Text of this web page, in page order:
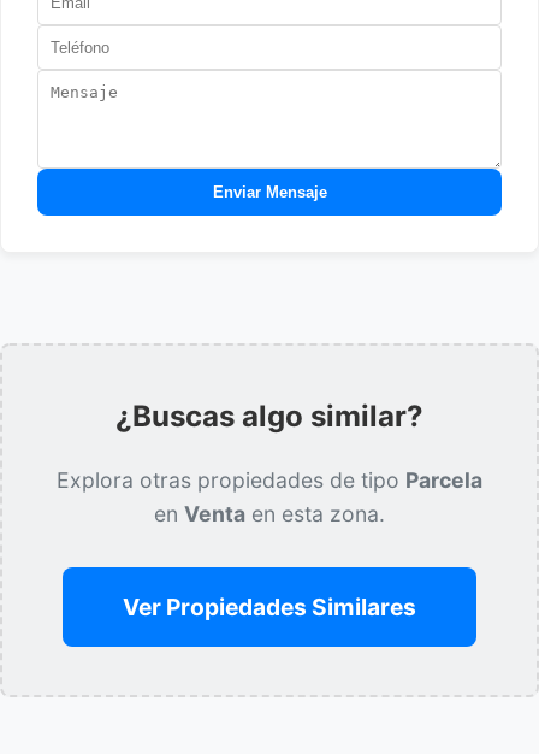
Enviar Mensaje
¿Buscas algo similar?
Explora otras propiedades de tipo Parcela
en Venta en esta zona.
Ver Propiedades Similares